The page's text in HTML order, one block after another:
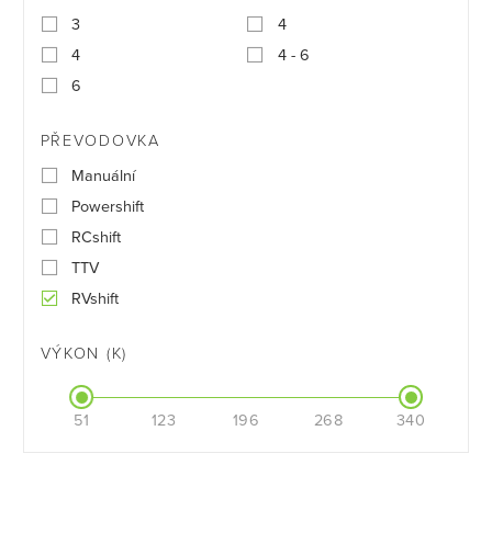
3
4
4
4 - 6
6
PŘEVODOVKA
Manuální
Powershift
RCshift
TTV
RVshift
VÝKON (K)
51 123 196 268 340